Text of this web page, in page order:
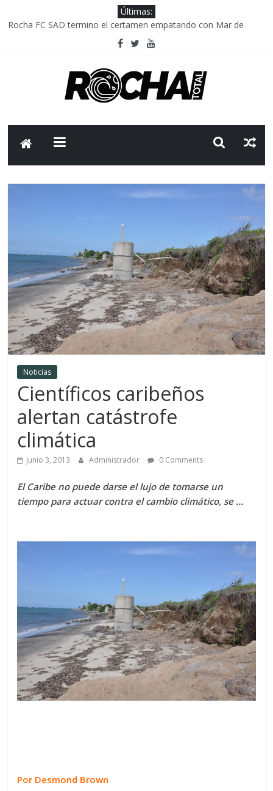
Últimas:
Rocha FC SAD termino el certamen empatando con Mar de
Delegación parlamentaria uruguaya llega a Israel; el Frente
Caso Charles Carrera: la causa que sobrevivió al paso del tiempo
Criminalidad en Uruguay: menos delitos,los homicidios son lo
Noticias
Científicos caribeños
alertan catástrofe
climática
junio 3, 2013 Administrador 0 Comments
El Caribe no puede darse el lujo de tomarse un
tiempo para actuar contra el cambio climático, se …
Por Desmond Brown